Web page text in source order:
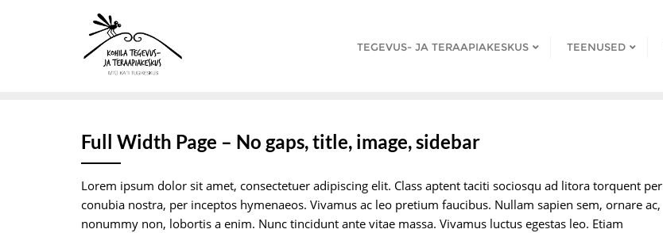
TEGEVUS- JA TERAAPIAKESKUS TEENUSED
Full Width Page – No gaps, title, image, sidebar
Lorem ipsum dolor sit amet, consectetuer adipiscing elit. Class aptent taciti sociosqu ad litora torquent per
conubia nostra, per inceptos hymenaeos. Vivamus ac leo pretium faucibus. Nullam sapien sem, ornare ac,
nonummy non, lobortis a enim. Nunc tincidunt ante vitae massa. Vivamus luctus egestas leo. Etiam